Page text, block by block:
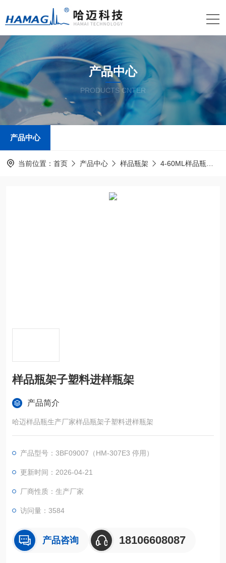
产品中心
PRODUCTS CNTER
产品中心
当前位置： 首页 产品中心 样品瓶架 4-60ML样品瓶架
样品瓶架子塑料进样瓶架
产品简介
哈迈样品瓶生产厂家样品瓶架子塑料进样瓶架
产品型号：3BF09007（HM-307E3 停用）
更新时间：2026-04-21
厂商性质：生产厂家
访问量：3584
产品咨询 18106608087